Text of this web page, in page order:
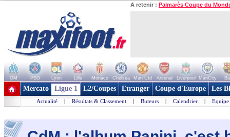
A retenir : Palmarès Coupe du
OM PSG Lyon Lille Monaco Chelsea Man Utd Arsenal Liverpool ManCity
+ de clubs
Mercato Ligue 1 L2/Coupes Etranger Coupe d'Europe Les
Actualité | Résultats & Classement | Buteurs | Calendrier | Equipe